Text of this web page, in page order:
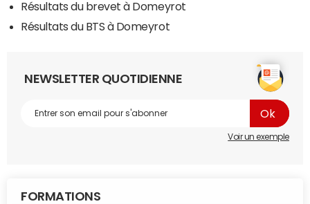
Résultats du brevet à Domeyrot
Résultats du BTS à Domeyrot
NEWSLETTER QUOTIDIENNE
Voir un exemple
FORMATIONS